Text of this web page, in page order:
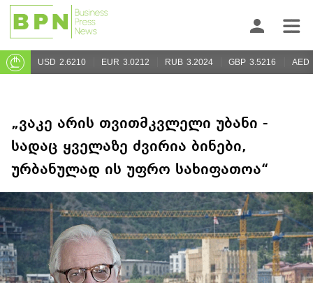
USD 2.6210 EUR 3.0212 RUB 3.2024 GBP 3.5216 AED
„ვაკე არის თვითმკვლელი უბანი -
სადაც ყველაზე ძვირია ბინები,
ურბანულად ის უფრო სახიფათოა“